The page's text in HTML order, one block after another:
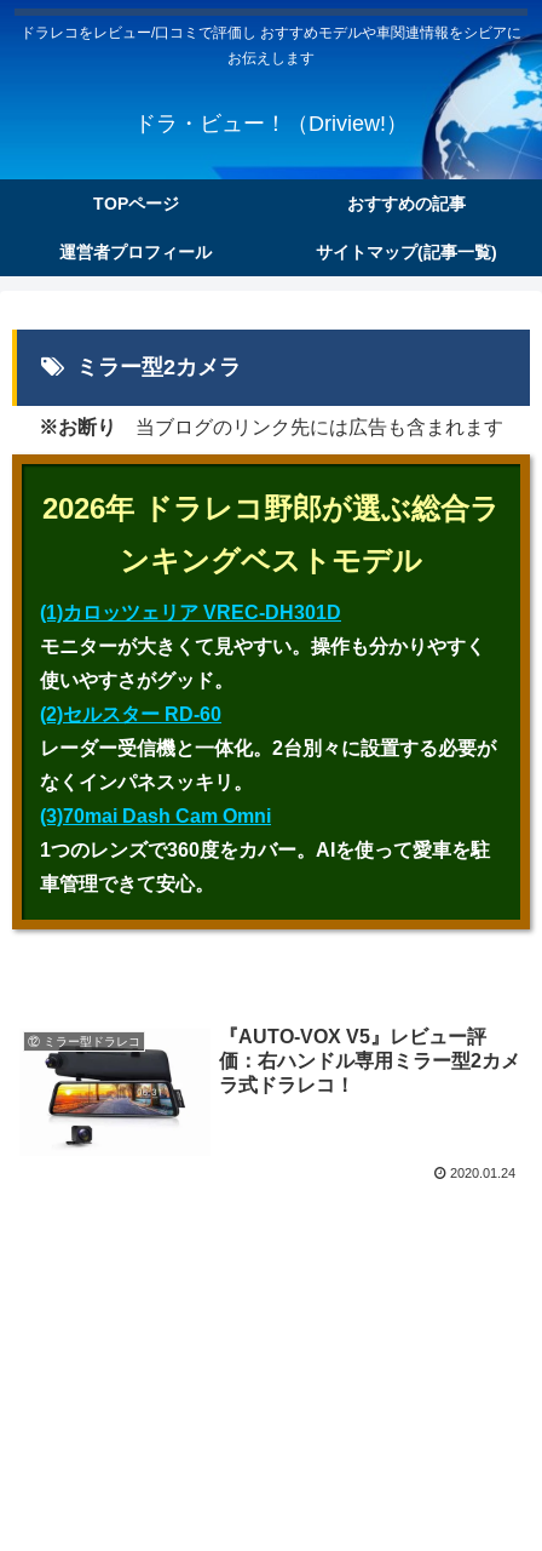
ドラレコをレビュー/口コミで評価し おすすめモデルや車関連情報をシビアに
お伝えします
ドラ・ビュー！（Driview!）
TOPページ おすすめの記事
運営者プロフィール サイトマップ(記事一覧)
ミラー型2カメラ
※お断り 当ブログのリンク先には広告も含まれます
2026年 ドラレコ野郎が選ぶ総合ラ
ンキングベストモデル
(1)カロッツェリア VREC-DH301D
モニターが大きくて見やすい。操作も分かりやすく
使いやすさがグッド。
(2)セルスター RD-60
レーダー受信機と一体化。2台別々に設置する必要が
なくインパネスッキリ。
(3)70mai Dash Cam Omni
1つのレンズで360度をカバー。AIを使って愛車を駐
車管理できて安心。
⑫ ミラー型ドラレコ
『AUTO-VOX V5』レビュー評
価：右ハンドル専用ミラー型2カメ
ラ式ドラレコ！
2020.01.24